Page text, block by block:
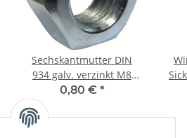
Sechskantmutter DIN
934 galv. verzinkt M8
(50) Stück
0,80 € *